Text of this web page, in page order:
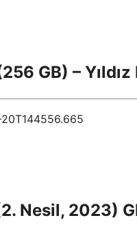
GB) – Yıldız
Nesil, 2023)